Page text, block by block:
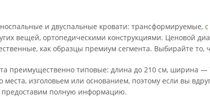
и двуспальные кровати: трансформируемые,
вещей, ортопедическими конструкциями. Ценовой
как образцы премиум сегмента. Выбирайте то,
преимущественно типовые: длина до 210 см, ширина
места, изголовьем или основанием, поэтому если вы
полную информацию.